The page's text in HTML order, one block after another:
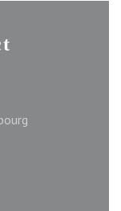
une nouvelle
((ouvre une